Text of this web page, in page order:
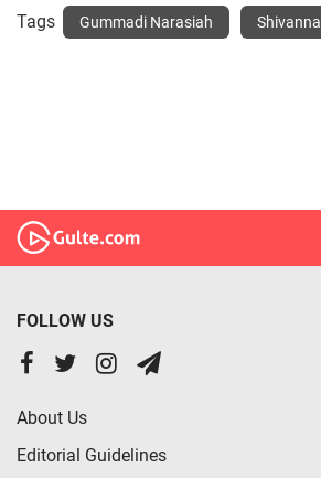
Tags Gummadi Narasiah Shivanna
FOLLOW US
About Us
Editorial Guidelines